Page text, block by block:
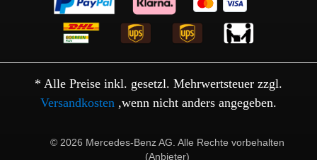
* Alle Preise inkl. gesetzl. Mehrwertsteuer zzgl.
Versandkosten ,wenn nicht anders angegeben.
© 2026 Mercedes-Benz AG. Alle Rechte vorbehalten
(Anbieter)